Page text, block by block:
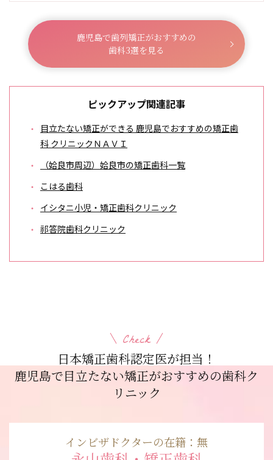
鹿児島で歯列矯正がおすすめの
歯科3選を見る
ピックアップ関連記事
目立たない矯正ができる 鹿児島でおすすめの矯正歯
科 クリニックＮＡＶＩ
（姶良市周辺）姶良市の矯正歯科一覧
こはる歯科
イシタニ小児・矯正歯科クリニック
祁答院歯科クリニック
Check
日本矯正歯科認定医が担当！
鹿児島で目立たない矯正がおすすめの歯科ク
リニック
インビザドクターの在籍：無